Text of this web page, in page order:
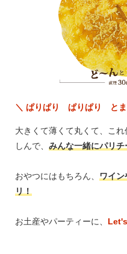
＼ ぱりぱり ぱりぱり とま
大きくて薄くて丸くて、こ
しんで、 みんな一緒にパリ
おやつにはもちろん、 ワイン
リ！
お土産やパーティーに、